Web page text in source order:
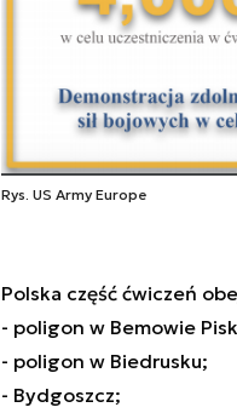
Rys. US Army Europe
Polska część ćwiczeń
- poligon w Bemowie
- poligon w Biedrusku;
- Bydgoszcz;